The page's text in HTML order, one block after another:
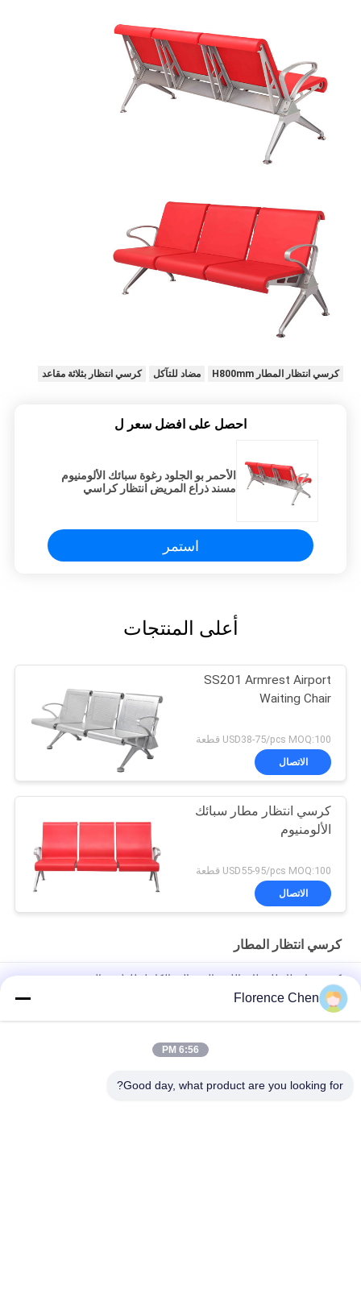
كرسي انتظار المطار H800mm مضاد للتآكل كرسي انتظار بثلاثة مقاعد
احصل على افضل سعر ل
الأحمر بو الجلود رغوة سبائك الألومنيوم
مسند ذراع المريض انتظار كراسي
استمر
أعلى المنتجات
SS201 Armrest Airport
Waiting Chair
USD38-75/pcs MOQ:100 قطعة
الاتصال
كرسي انتظار مطار سبائك
الألومنيوم
USD55-95/pcs MOQ:100 قطعة
الاتصال
كرسي انتظار المطار
كرسي انتظار للمطار باللون البرتقالي الكامل للظهر والمقعد
L1800mm
L1800 * W630 * H800mm في مطار انتظار كرسي VIP وسادة ناعمة
Florence Chen
6:56 PM
Good day, what product are you looking for?